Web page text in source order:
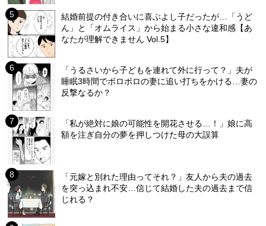
結婚前提の付き合いに喜ぶよし子だったが…「うど
ん」と「オムライス」から始まる小さな違和感【あ
なたが理解できません Vol.5】
「うるさいから子どもを連れて外に行って？」夫が
睡眠3時間でボロボロの妻に追い打ちをかける…妻の
反撃なるか？
「私が絶対に娘の可能性を開花させる…！」娘に高
額を注ぎ自分の夢を押しつけた母の大誤算
「元嫁と別れた理由ってそれ？」友人から夫の過去
を突っ込まれ不安…信じて結婚した夫の過去まで信
じれる？